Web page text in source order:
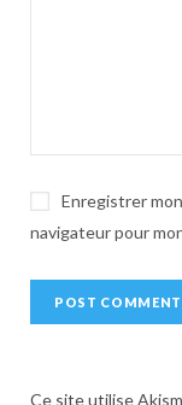
Enregistrer
navigateur pour
Ce site utilise